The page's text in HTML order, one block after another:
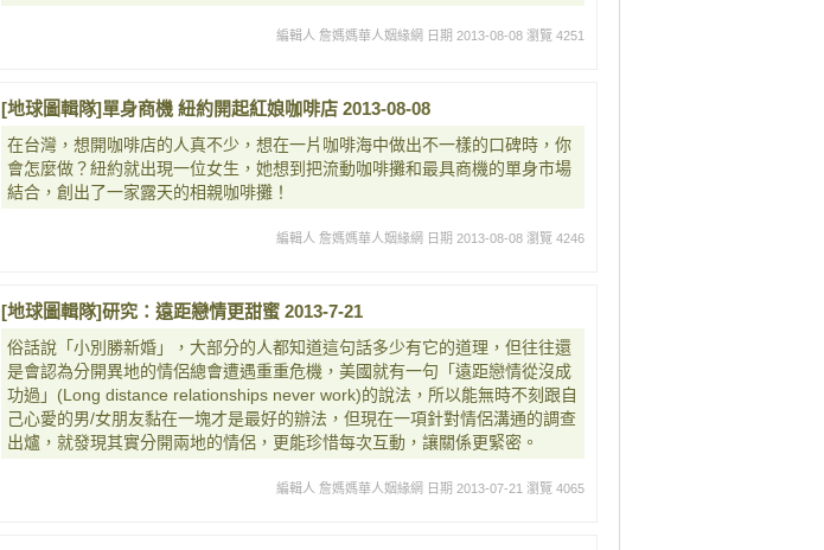
編輯人 詹媽媽華人姻緣網 日期 2013-08-08 瀏覽 4251
[地球圖輯隊]單身商機 紐約開起紅娘咖啡店 2013-08-08
在台灣，想開咖啡店的人真不少，想在一片咖啡海中做出不一樣的口碑時，你
會怎麼做？紐約就出現一位女生，她想到把流動咖啡攤和最具商機的單身市場
結合，創出了一家露天的相親咖啡攤！
編輯人 詹媽媽華人姻緣網 日期 2013-08-08 瀏覽 4246
[地球圖輯隊]研究：遠距戀情更甜蜜 2013-7-21
俗話說「小別勝新婚」，大部分的人都知道這句話多少有它的道理，但往往還
是會認為分開異地的情侶總會遭遇重重危機，美國就有一句「遠距戀情從沒成
功過」(Long distance relationships never work)的說法，所以能無時不刻跟自
己心愛的男/女朋友黏在一塊才是最好的辦法，但現在一項針對情侶溝通的調查
出爐，就發現其實分開兩地的情侶，更能珍惜每次互動，讓關係更緊密。
編輯人 詹媽媽華人姻緣網 日期 2013-07-21 瀏覽 4065